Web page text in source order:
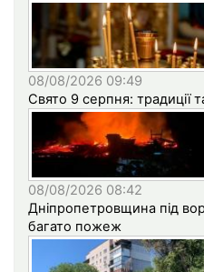
08/08/2026 09:49
Свято 9 серпня: традиції
08/08/2026 08:42
Дніпропетровщина під
багато пожеж